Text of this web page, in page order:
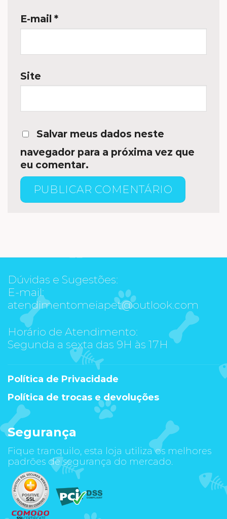
E-mail *
Site
Salvar meus dados neste
navegador para a próxima vez que
eu comentar.
Dúvidas e Sugestões:
E-mail:
atendimentomeiapet@outlook.com
Horário de Atendimento:
Segunda a sexta das 9H às 17H
Política de Privacidade
Política de trocas e devoluções
Segurança
Fique tranquilo, esta loja utiliza os melhores
padrões de segurança do mercado.